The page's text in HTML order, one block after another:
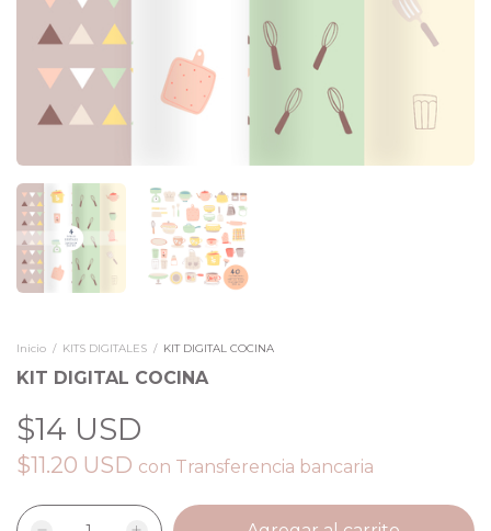
Inicio / KITS DIGITALES / KIT DIGITAL COCINA
KIT DIGITAL COCINA
$14 USD
$11.20 USD con Transferencia bancaria